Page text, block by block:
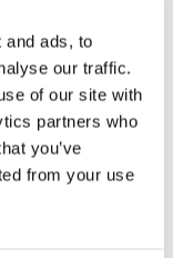
and ads, to
our traffic.
of our site with
partners who
you’ve
from your use